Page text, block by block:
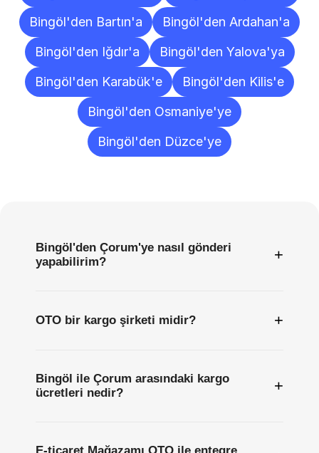
Bingöl'den Bartın'a
Bingöl'den Ardahan'a
Bingöl'den Iğdır'a
Bingöl'den Yalova'ya
Bingöl'den Karabük'e
Bingöl'den Kilis'e
Bingöl'den Osmaniye'ye
Bingöl'den Düzce'ye
Bingöl'den Çorum'ye nasıl gönderi
yapabilirim?
+
OTO bir kargo şirketi midir? +
Bingöl ile Çorum arasındaki kargo
ücretleri nedir?
+